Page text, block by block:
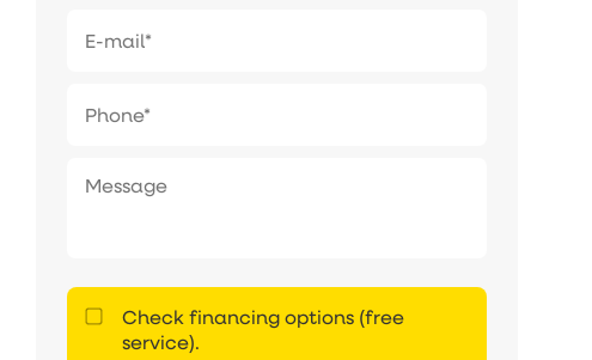
Check financing options (free
service).